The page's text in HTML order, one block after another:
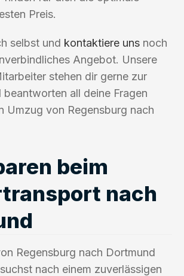
Preis.
selbst und kontaktiere uns noch
Angebot. Unsere
stehen dir gerne zur
beantworten all deine Fragen
Umzug von Regensburg nach
beim
nach
Regensburg nach Dortmund
nach einem zuverlässigen